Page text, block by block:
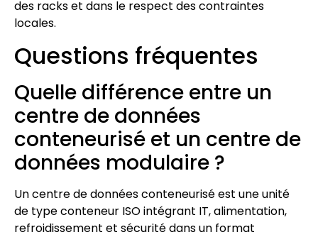
des racks et dans le respect des contraintes
locales.
Questions fréquentes
Quelle différence entre un
centre de données
conteneurisé et un centre de
données modulaire ?
Un centre de données conteneurisé est une unité
de type conteneur ISO intégrant IT, alimentation,
refroidissement et sécurité dans un format